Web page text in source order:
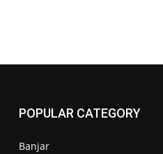
POPULAR CATEGORY
Banjar